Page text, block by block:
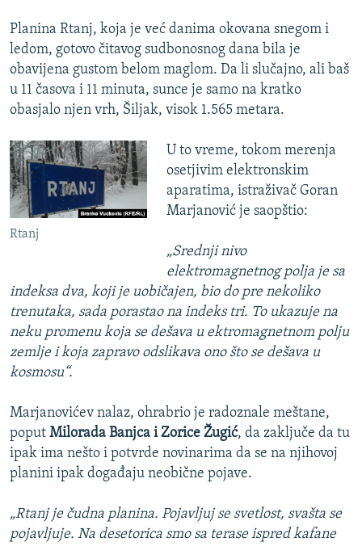
Planina Rtanj, koja je već danima okovana snegom i
ledom, gotovo čitavog sudbonosnog dana bila je
obavijena gustom belom maglom. Da li slučajno, ali baš
u 11 časova i 11 minuta, sunce je samo na kratko
obasjalo njen vrh, Šiljak, visok 1.565 metara.
Rtanj
U to vreme, tokom merenja
osetjivim elektronskim
aparatima, istraživač Goran
Marjanović je saopštio:
„Srednji nivo
elektromagnetnog polja je sa
indeksa dva, koji je uobičajen, bio do pre nekoliko
trenutaka, sada porastao na indeks tri. To ukazuje na
neku promenu koja se dešava u ektromagnetnom polju
zemlje i koja zapravo odslikava ono što se dešava u
kosmosu“.
Marjanovićev nalaz, ohrabrio je radoznale meštane,
poput Milorada Banjca i Zorice Žugić, da zaključe da tu
ipak ima nešto i potvrde novinarima da se na njihovoj
planini ipak događaju neobične pojave.
„Rtanj je čudna planina. Pojavljuj se svetlost, svašta se
pojavljuje. Na desetorica smo sa terase ispred kafane